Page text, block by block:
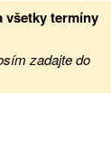
všetky termíny
zadajte do